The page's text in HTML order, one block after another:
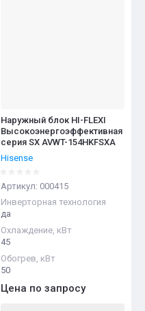
Наружный блок HI-FLEXI
Высокоэнергоэффективная
серия SX AVWT-154HKFSXA
Hisense
Артикул: 000415
Инверторная технология
да
Охлаждение, кВт
45
Обогрев, кВт
50
Цена по запросу